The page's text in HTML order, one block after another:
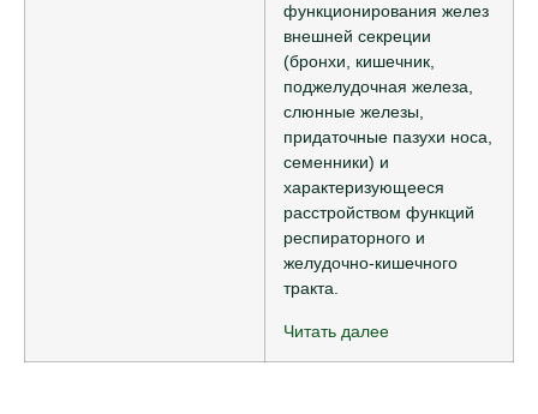
функционирования желез
внешней секреции
(бронхи, кишечник,
поджелудочная железа,
слюнные железы,
придаточные пазухи носа,
семенники) и
характеризующееся
расстройством функций
респираторного и
желудочно-кишечного
тракта.
Читать далее